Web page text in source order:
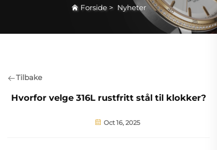
Forside> Nyheter
Tilbake
Hvorfor velge 316L rustfritt stål til klokker?
Oct 16, 2025